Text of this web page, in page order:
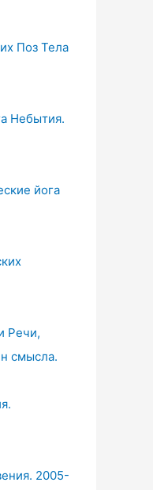
Поз Тела
Небытия.
йога
Речи,
смысла.
2005-